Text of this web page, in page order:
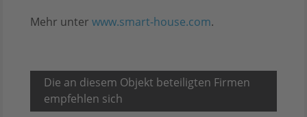
Mehr unter www.smart-house.com.
Die an diesem Objekt beteiligten Firmen
empfehlen sich